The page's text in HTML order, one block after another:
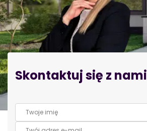
Skontaktuj się z nami